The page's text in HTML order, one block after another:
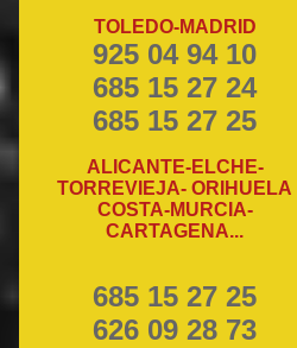
TOLEDO-MADRID
925 04 94 10
685 15 27 24
685 15 27 25
ALICANTE-ELCHE-
TORREVIEJA- ORIHUELA
COSTA-MURCIA-
CARTAGENA...
685 15 27 25
626 09 28 73